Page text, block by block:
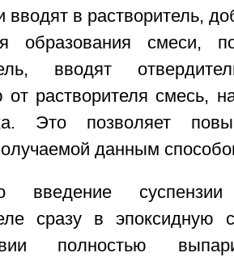
вводят в растворитель,
образования смеси,
вводят
от растворителя смесь,
Это позволяет
данным
введение
сразу в эпоксидную
полностью